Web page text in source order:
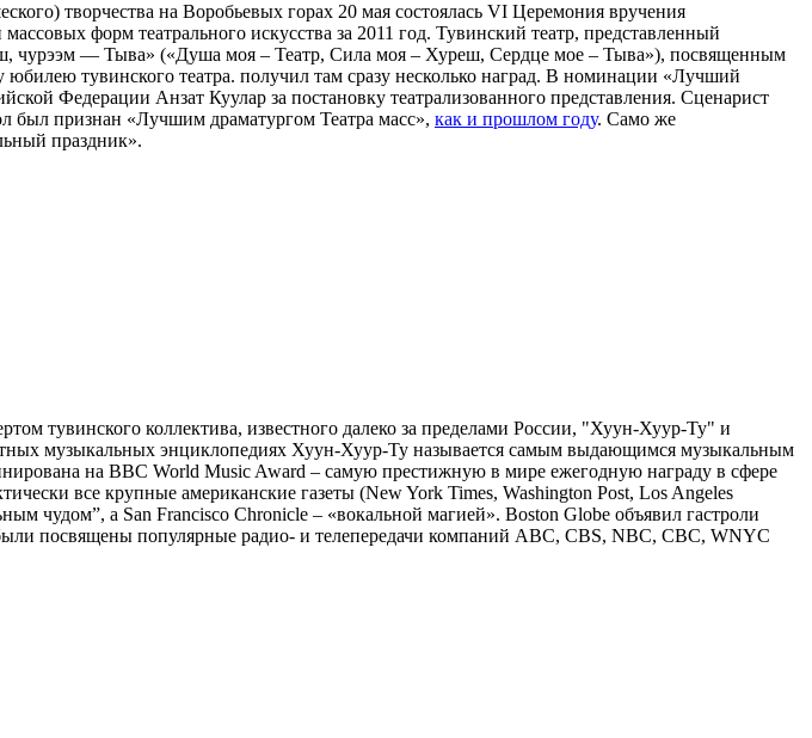
творчества на Воробьевых горах 20 мая состоялась VI Церемония вручения
форм театрального искусства за 2011 год. Тувинский театр, представленный
чурээм — Тыва» («Душа моя – Театр, Сила моя – Хуреш, Сердце мое – Тыва»), посвященным
тувинского театра. получил там сразу несколько наград. В номинации «Лучший
Федерации Анзат Куулар за постановку театрализованного представления. Сценарист
был признан «Лучшим драматургом Театра масс», как и прошлом году. Само же
праздник».
тувинского коллектива, известного далеко за пределами России, "Хуун-Хуур-Ту" и
музыкальных энциклопедиях Хуун-Хуур-Ту называется самым выдающимся музыкальным
на BBC World Music Award – самую престижную в мире ежегодную награду в сфере
все крупные американские газеты (New York Times, Washington Post, Los Angeles
чудом”, а San Francisco Chronicle – «вокальной магией». Boston Globe объявил гастроли
посвящены популярные радио- и телепередачи компаний ABC, CBS, NBC, CBC, WNYC